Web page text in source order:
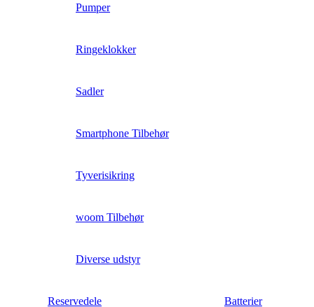
Pumper
Ringeklokker
Sadler
Smartphone Tilbehør
Tyverisikring
woom Tilbehør
Diverse udstyr
Reservedele Batterier